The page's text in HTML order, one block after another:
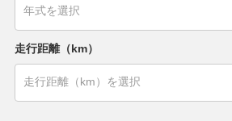
走行距離（km）